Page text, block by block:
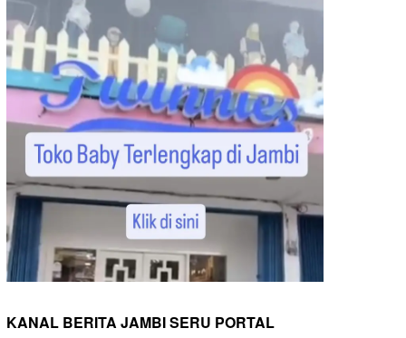
KANAL BERITA JAMBI SERU PORTAL